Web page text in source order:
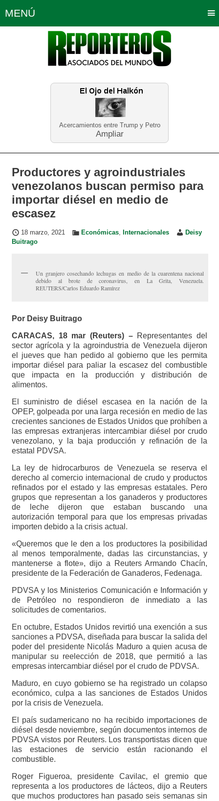
Acercamientos entre Trump y Petro
Ampliar
MENÚ
Política Opinión Bogotá
Planeta Tierra Deportes
Educación Neira
Productores y agroindustriales
venezolanos buscan permiso para
importar diésel en medio de
escasez
18 marzo, 2021 Económicas, Internacionales
Deisy
Buitrago
Un granjero cosechando lechugas en medio de la cuarentena nacional
debido al brote de coronavirus, en La Grita, Venezuela.
REUTERS/Carlos Eduardo Ramírez
Por Deisy Buitrago
CARACAS, 18 mar (Reuters) –Representantes del
sector agrícola y la agroindustria de Venezuela dijeron
el jueves que han pedido al gobierno que les permita
importar diésel para paliar la escasez del combustible
que impacta en la producción y distribución de
alimentos.
El suministro de diésel escasea en la nación de la
OPEP, golpeada por una larga recesión en medio de las
crecientes sanciones de Estados Unidos que prohíben a
las empresas extranjeras intercambiar diésel por crudo
venezolano, y la baja producción y refinación de la
estatal PDVSA.
La ley de hidrocarburos de Venezuela se reserva el
derecho al comercio internacional de crudo y productos
refinados por el estado y las empresas estatales. Pero
grupos que representan a los ganaderos y productores
de leche dijeron que estaban buscando una
autorización temporal para que los empresas privadas
importen debido a la crisis actual.
«Queremos que le den a los productores la posibilidad
al menos temporalmente, dadas las circunstancias, y
mantenerse a flote», dijo a Reuters Armando Chacín,
presidente de la Federación de Ganaderos, Fedenaga.
PDVSA y los Ministerios Comunicación e Información y
de Petróleo no respondieron de inmediato a las
solicitudes de comentarios.
En octubre, Estados Unidos revirtió una exención a sus
sanciones a PDVSA, diseñada para buscar la salida del
poder del presidente Nicolás Maduro a quien acusa de
manipular su reelección de 2018, que permitió a las
empresas intercambiar diésel por el crudo de PDVSA.
Maduro, en cuyo gobierno se ha registrado un colapso
económico, culpa a las sanciones de Estados Unidos
por la crisis de Venezuela.
El país sudamericano no ha recibido importaciones de
diésel desde noviembre, según documentos internos de
PDVSA vistos por Reuters. Los transportistas dicen que
las estaciones de servicio están racionando el
combustible.
Roger Figueroa, presidente Cavilac, el gremio que
representa a los productores de lácteos, dijo a Reuters
que muchos productores han pasado seis semanas sin